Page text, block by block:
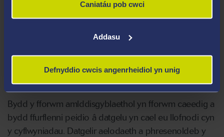
Caniatáu pob cwci
Addasu
Defnyddio cwcis angenrheidiol yn unig
Rhaid i'r ymgeisydd allu mynegi'r angen
iechyd a galw'r farchnad
Rhaid i'r ymgeisydd amlinellu'r rhwystrau a'r
heriau y maent yn ceisio eu goresgyn
Gall heriau fod yn dechnegol neu'n
fasnachol.
Bydd y fforwm amlddisgyblaethol yn fforwm caeedig a
bydd ffurflenni peidio â datgelu yn cael eu llofnodi cyn
y cyflwyniadau. Datgelir aelodaeth a phresenoldeb y